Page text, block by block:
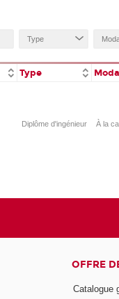
Type
Diplôme d'ingénieur À la
OFFRE
Catalogue